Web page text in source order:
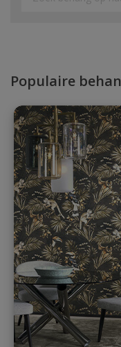
Populaire